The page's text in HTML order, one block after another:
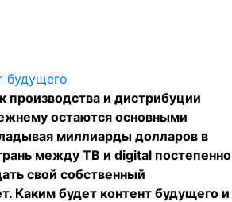
производства и дистрибуции
остаются основными
миллиарды долларов в
между ТВ и digital постепенно
свой собственный
Каким будет контент будущего и